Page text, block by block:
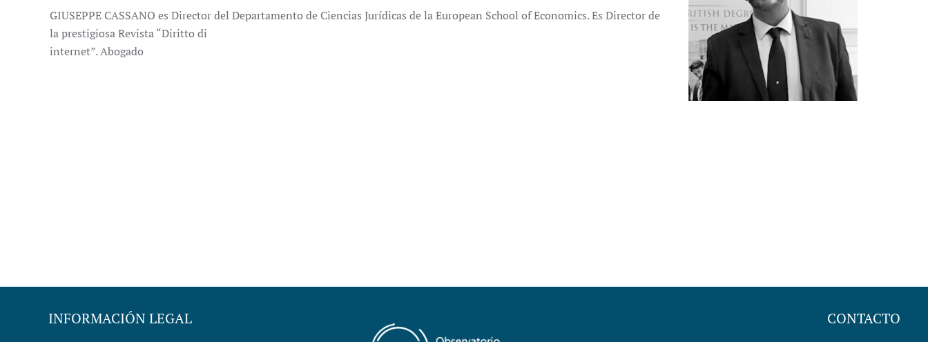
GIUSEPPE CASSANO es Director del Departamento de Ciencias Jurídicas de la European School of Economics. Es Director de
la prestigiosa Revista “Diritto di
internet”. Abogado
INFORMACIÓN LEGAL CONTACTO